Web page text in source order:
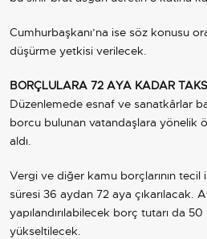
Cumhurbaşkanı’na ise söz konusu
düşürme yetkisi verilecek.
BORÇLULARA 72 AYA KADAR
Düzenlemede esnaf ve sanatkârlar
borcu bulunan vatandaşlara yönelik
aldı.
Vergi ve diğer kamu borçlarının
süresi 36 aydan 72 aya çıkarılacak.
yapılandırılabilecek borç tutarı da
yükseltilecek.